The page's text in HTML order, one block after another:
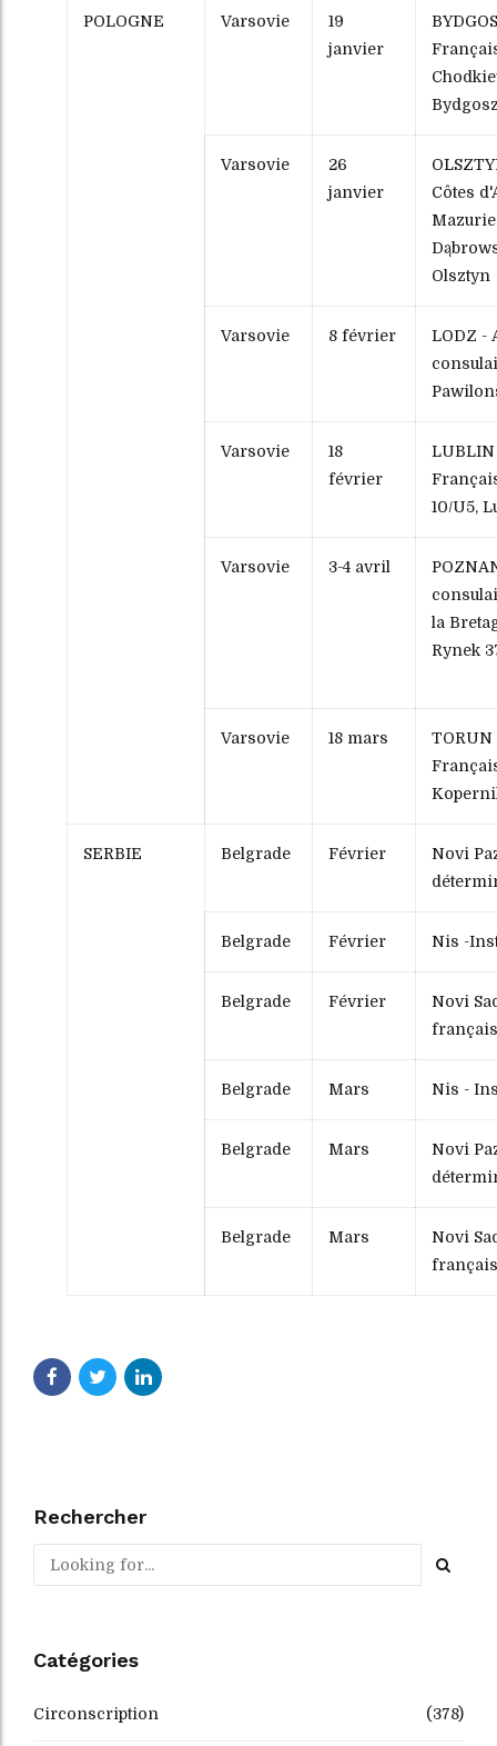
POLOGNE Varsovie
19
janvier
Varsovie
26
janvier
Côtes
Mazurie
Olsztyn
Varsovie 8 février
LODZ -
Varsovie
18
février
10/U5,
Varsovie 3-4 avril
la
Rynek
Varsovie 18 mars
SERBIE Belgrade Février
Novi
Belgrade Février Nis -
Belgrade Février
Novi
français
Belgrade Mars Nis -
Belgrade Mars
Novi
Belgrade Mars
Novi
français
Rechercher
Catégories
Circonscription (378)